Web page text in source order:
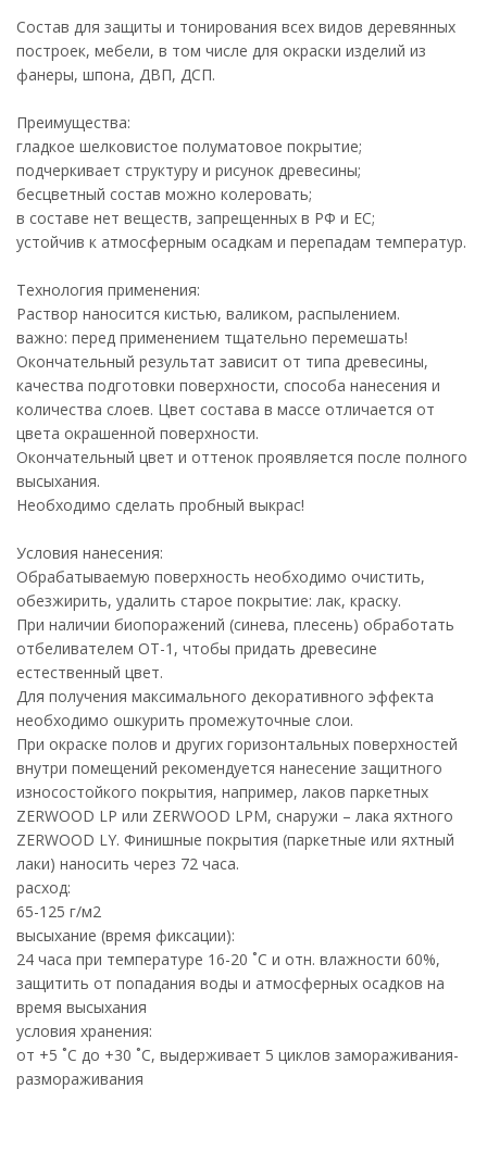
Состав для защиты и тонирования всех видов деревянных
построек, мебели, в том числе для окраски изделий из
фанеры, шпона, ДВП, ДСП.
Преимущества:
гладкое шелковистое полуматовое покрытие;
подчеркивает структуру и рисунок древесины;
бесцветный состав можно колеровать;
в составе нет веществ, запрещенных в РФ и ЕС;
устойчив к атмосферным осадкам и перепадам температур.
Технология применения:
Раствор наносится кистью, валиком, распылением.
важно: перед применением тщательно перемешать!
Окончательный результат зависит от типа древесины,
качества подготовки поверхности, способа нанесения и
количества слоев. Цвет состава в массе отличается от
цвета окрашенной поверхности.
Окончательный цвет и оттенок проявляется после полного
высыхания.
Необходимо сделать пробный выкрас!
Условия нанесения:
Обрабатываемую поверхность необходимо очистить,
обезжирить, удалить старое покрытие: лак, краску.
При наличии биопоражений (синева, плесень) обработать
отбеливателем ОТ-1, чтобы придать древесине
естественный цвет.
Для получения максимального декоративного эффекта
необходимо ошкурить промежуточные слои.
При окраске полов и других горизонтальных поверхностей
внутри помещений рекомендуется нанесение защитного
износостойкого покрытия, например, лаков паркетных
ZERWOOD LP или ZERWOOD LPM, снаружи – лака яхтного
ZERWOOD LY. Финишные покрытия (паркетные или яхтный
лаки) наносить через 72 часа.
расход:
65-125 г/м2
высыхание (время фиксации):
24 часа при температуре 16-20 ˚С и отн. влажности 60%,
защитить от попадания воды и атмосферных осадков на
время высыхания
условия хранения:
от +5 ˚С до +30 ˚С, выдерживает 5 циклов замораживания-
размораживания